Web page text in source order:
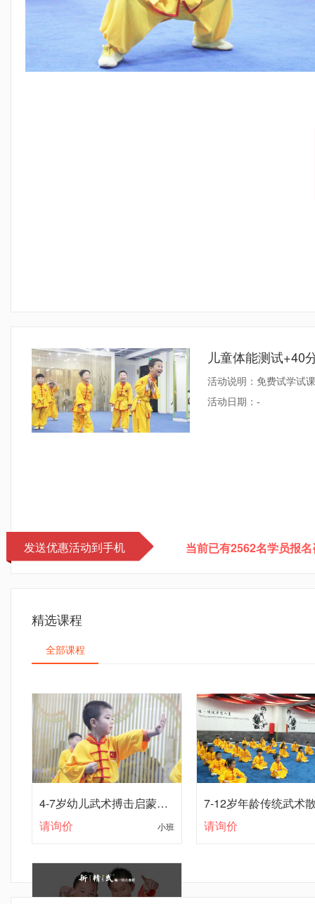
儿童体能测试+40
活动说明：免费试学试
活动日期： -
发送优惠活动到手机 当前已有2562名学员报
精选课程
全部课程
4-7岁幼儿武术搏击启蒙课程
请询价 小班 请询价